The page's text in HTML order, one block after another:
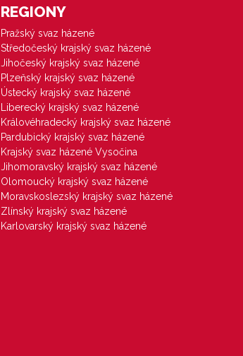
REGIONY
Pražský svaz házené
Středočeský krajský svaz házené
Jihočeský krajský svaz házené
Plzeňský krajský svaz házené
Ústecký krajský svaz házené
Liberecký krajský svaz házené
Královéhradecký krajský svaz házené
Pardubický krajský svaz házené
Krajský svaz házené Vysočina
Jihomoravský krajský svaz házené
Olomoucký krajský svaz házené
Moravskoslezský krajský svaz házené
Zlínský krajský svaz házené
Karlovarský krajský svaz házené